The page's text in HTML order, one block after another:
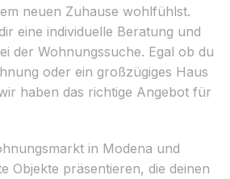
neuen Zuhause wohlfühlst.
eine individuelle Beratung und
der Wohnungssuche. Egal ob du
oder ein großzügiges Haus
haben das richtige Angebot für
in Modena und
Objekte präsentieren, die deinen